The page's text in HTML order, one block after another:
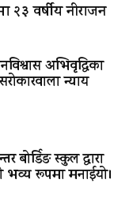
वर्षीय नीराजन
अभिवृद्धिका
न्याय
बोर्डिङ स्कुल द्धारा
रूपमा मनाईयो।